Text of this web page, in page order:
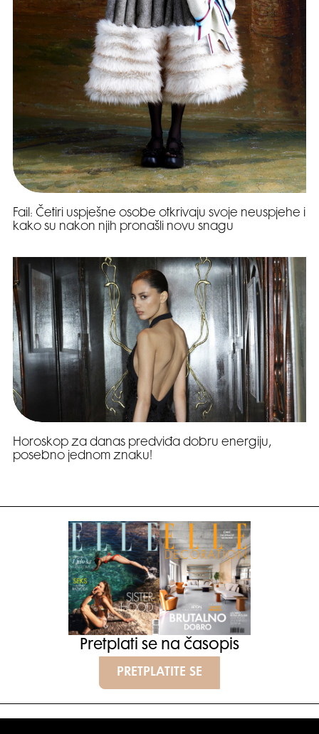
Fail: Četiri uspješne osobe otkrivaju svoje neuspjehe i
kako su nakon njih pronašli novu snagu
Horoskop za danas predviđa dobru energiju,
posebno jednom znaku!
Pretplati se na časopis
PRETPLATITE SE